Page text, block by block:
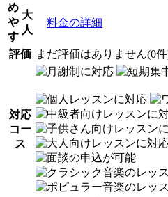
め
や
す
大
人
料金の詳細
評価 まだ評価はありません(0
対応
コー
ス